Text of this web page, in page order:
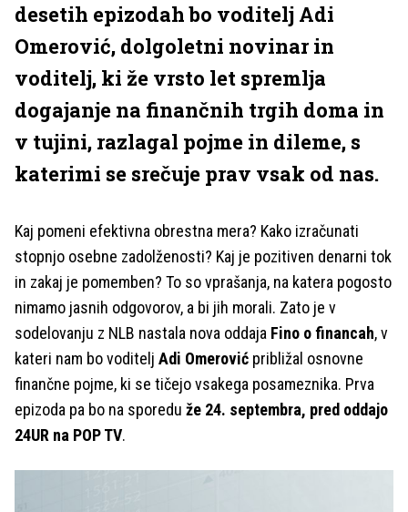
desetih epizodah bo voditelj Adi
Omerović, dolgoletni novinar in
voditelj, ki že vrsto let spremlja
dogajanje na finančnih trgih doma in
v tujini, razlagal pojme in dileme, s
katerimi se srečuje prav vsak od nas.
Kaj pomeni efektivna obrestna mera? Kako izračunati
stopnjo osebne zadolženosti? Kaj je pozitiven denarni tok
in zakaj je pomemben? To so vprašanja, na katera pogosto
nimamo jasnih odgovorov, a bi jih morali. Zato je v
sodelovanju z NLB nastala nova oddaja Fino o financah, v
kateri nam bo voditelj Adi Omerović približal osnovne
finančne pojme, ki se tičejo vsakega posameznika. Prva
epizoda pa bo na sporedu že 24. septembra, pred oddajo
24UR na POP TV.